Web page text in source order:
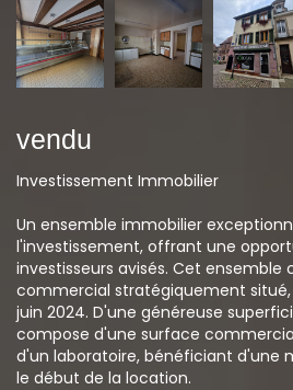
vendu
Investissement Immobilier
Un ensemble immobilier
l'investissement, offrant une
investisseurs avisés. Cet ensemble
commercial stratégiquement
juin 2024. D'une généreuse
compose d'une surface
d'un laboratoire, bénéficiant d'une
le début de la location.